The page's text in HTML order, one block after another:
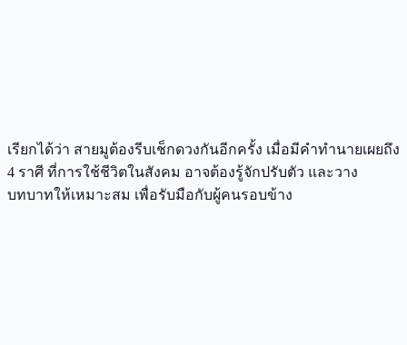
เรียกได้ว่า สายมูต้องรีบเช็กดวงกันอีกครั้ง เมื่อมีคำทำนายเผยถึง
4 ราศี ที่การใช้ชีวิตในสังคม อาจต้องรู้จักปรับตัว และวาง
บทบาทให้เหมาะสม เพื่อรับมือกับผู้คนรอบข้าง